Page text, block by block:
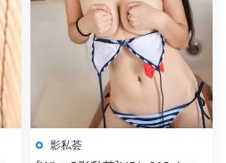
影私荟